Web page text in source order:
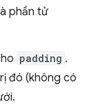
phần tử
padding .
đó (không có